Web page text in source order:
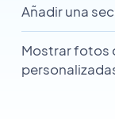
Añadir una
Mostrar fotos